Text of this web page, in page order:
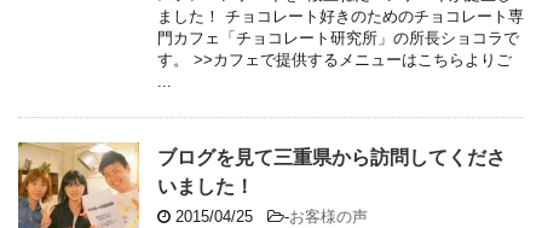
ました！ チョコレート好きのためのチョコレート専
門カフェ「チョコレート研究所」の所長ショコラで
す。 >>カフェで提供するメニューはこちらよりご
...
ブログを見て三重県から訪問してくださ
いました！
2015/04/25 -お客様の声